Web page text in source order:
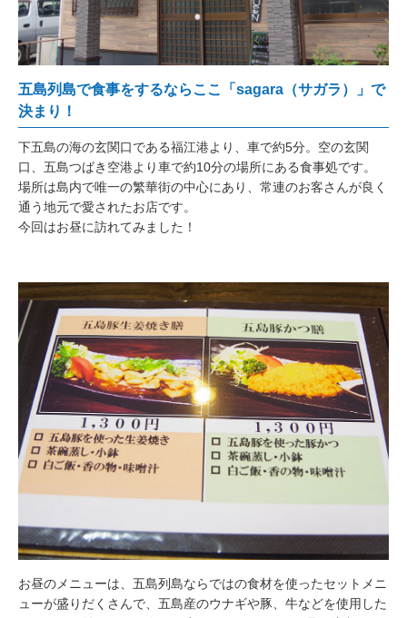
五島列島の魅力
五島列島に泊まる
モデルコース
ご案内
サイトの利用方法
お支払方法
同意書（20歳未満の方）
ご利用の諸注意
よくある質問
ご旅行の流れ
会社案内
会社情報
五島列島で食事をするならここ「sagara（サガラ）」で
決まり！
下五島の海の玄関口である福江港より、車で約5分。空の玄関
口、五島つばき空港より車で約10分の場所にある食事処です。
場所は島内で唯一の繁華街の中心にあり、常連のお客さんが良く
通う地元で愛されたお店です。
今回はお昼に訪れてみました！
お昼のメニューは、五島列島ならではの食材を使ったセットメニ
ューが盛りだくさんで、五島産のウナギや豚、牛などを使用した